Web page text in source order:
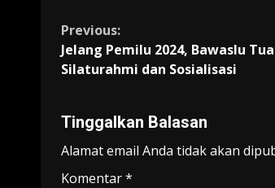
Continue
Reading
Previous:
Jelang Pemilu 2024, Bawaslu
Silaturahmi dan Sosialisasi
Tinggalkan Balasan
Alamat email Anda tidak akan
Komentar*